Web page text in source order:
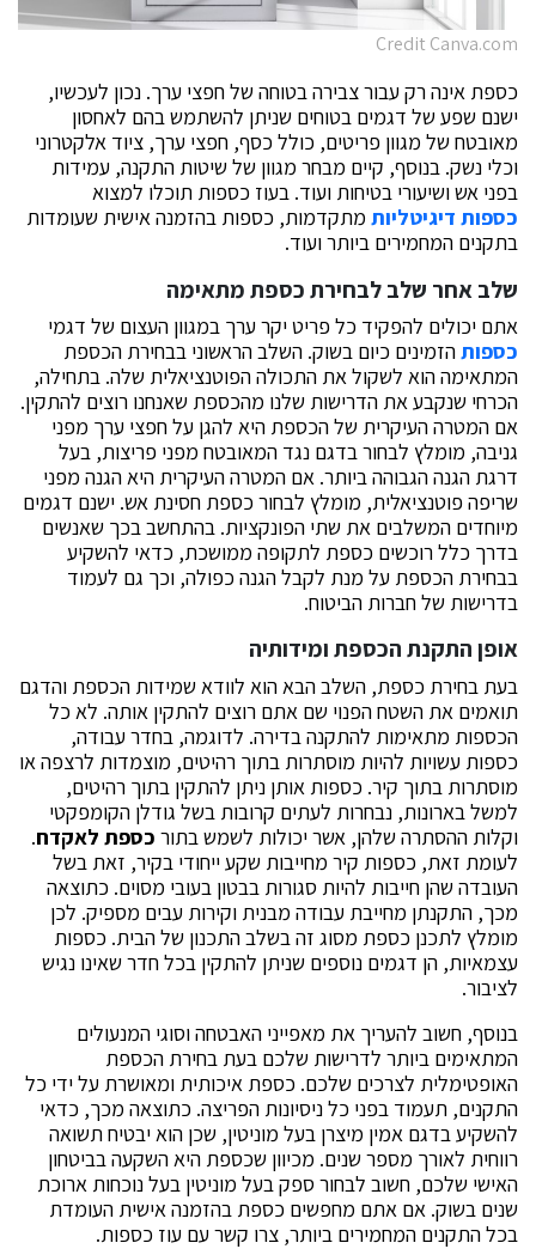
Credit Canva.com
כספת אינה רק עבור צבירה בטוחה של חפצי ערך. נכון לעכשיו,
ישנם שפע של דגמים בטוחים שניתן להשתמש בהם לאחסון
מאובטח של מגוון פריטים, כולל כסף, חפצי ערך, ציוד אלקטרוני
וכלי נשק. בנוסף, קיים מבחר מגוון של שיטות התקנה, עמידות
בפני אש ושיעורי בטיחות ועוד. בעוז כספות תוכלו למצוא
כספות דיגיטליותמתקדמות, כספות בהזמנה אישית שעומדות
בתקנים המחמירים ביותר ועוד.
שלב אחר שלב לבחירת כספת מתאימה
אתם יכולים להפקיד כל פריט יקר ערך במגוון העצום של דגמי
כספותהזמינים כיום בשוק. השלב הראשוני בבחירת הכספת
המתאימה הוא לשקול את התכולה הפוטנציאלית שלה. בתחילה,
הכרחי שנקבע את הדרישות שלנו מהכספת שאנחנו רוצים להתקין.
אם המטרה העיקרית של הכספת היא להגן על חפצי ערך מפני
גניבה, מומלץ לבחור בדגם נגד המאובטח מפני פריצות, בעל
דרגת הגנה הגבוהה ביותר. אם המטרה העיקרית היא הגנה מפני
שריפה פוטנציאלית, מומלץ לבחור כספת חסינת אש. ישנם דגמים
מיוחדים המשלבים את שתי הפונקציות. בהתחשב בכך שאנשים
בדרך כלל רוכשים כספת לתקופה ממושכת, כדאי להשקיע
בבחירת הכספת על מנת לקבל הגנה כפולה, וכך גם לעמוד
בדרישות של חברות הביטוח.
אופן התקנת הכספת ומידותיה
בעת בחירת כספת, השלב הבא הוא לוודא שמידות הכספת והדגם
תואמים את השטח הפנוי שם אתם רוצים להתקין אותה. לא כל
הכספות מתאימות להתקנה בדירה. לדוגמה, בחדר עבודה,
כספות עשויות להיות מוסתרות בתוך רהיטים, מוצמדות לרצפה או
מוסתרות בתוך קיר. כספות אותן ניתן להתקין בתוך רהיטים,
למשל בארונות, נבחרות לעתים קרובות בשל גודלן הקומפקטי
וקלות ההסתרה שלהן, אשר יכולות לשמש בתור כספת לאקדח.
לעומת זאת, כספות קיר מחייבות שקע ייחודי בקיר, זאת בשל
העובדה שהן חייבות להיות סגורות בבטון בעובי מסוים. כתוצאה
מכך, התקנתן מחייבת עבודה מבנית וקירות עבים מספיק. לכן
מומלץ לתכנן כספת מסוג זה בשלב התכנון של הבית. כספות
עצמאיות, הן דגמים נוספים שניתן להתקין בכל חדר שאינו נגיש
לציבור.
בנוסף, חשוב להעריך את מאפייני האבטחה וסוגי המנעולים
המתאימים ביותר לדרישות שלכם בעת בחירת הכספת
האופטימלית לצרכים שלכם. כספת איכותית ומאושרת על ידי כל
התקנים, תעמוד בפני כל ניסיונות הפריצה. כתוצאה מכך, כדאי
להשקיע בדגם אמין מיצרן בעל מוניטין, שכן הוא יבטיח תשואה
רווחית לאורך מספר שנים. מכיוון שכספת היא השקעה בביטחון
האישי שלכם, חשוב לבחור ספק בעל מוניטין בעל נוכחות ארוכת
שנים בשוק. אם אתם מחפשים כספת בהזמנה אישית העומדת
בכל התקנים המחמירים ביותר, צרו קשר עם עוז כספות.